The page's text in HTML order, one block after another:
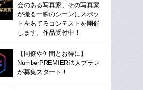
会のある写真家、その写真家
が撮る一瞬のシーンにスポッ
トをあてるコンテストを開催
します。作品受付中！
【同僚や仲間とお得に】
NumberPREMIER法人プラン
が募集スタート！